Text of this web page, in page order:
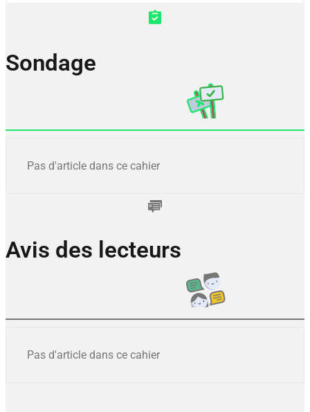
Sondage
Pas d'article dans ce cahier
Avis des lecteurs
Pas d'article dans ce cahier